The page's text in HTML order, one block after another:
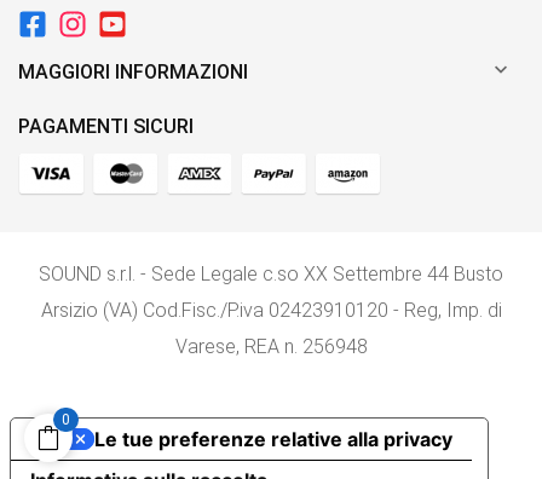
MAGGIORI INFORMAZIONI 
PAGAMENTI SICURI
SOUND s.r.l. - Sede Legale c.so XX Settembre 44 Busto
Arsizio (VA) Cod.Fisc./P.iva 02423910120 - Reg, Imp. di
Varese, REA n. 256948
0
Le tue preferenze relative alla privacy